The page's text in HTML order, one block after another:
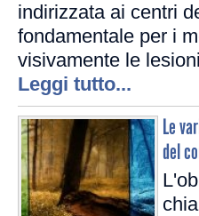
indirizzata ai centri
fondamentale per i
visivamente le
Leggi tutto...
Le
del